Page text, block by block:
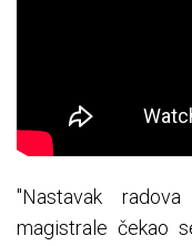
"Nastavak
magistrale čekao